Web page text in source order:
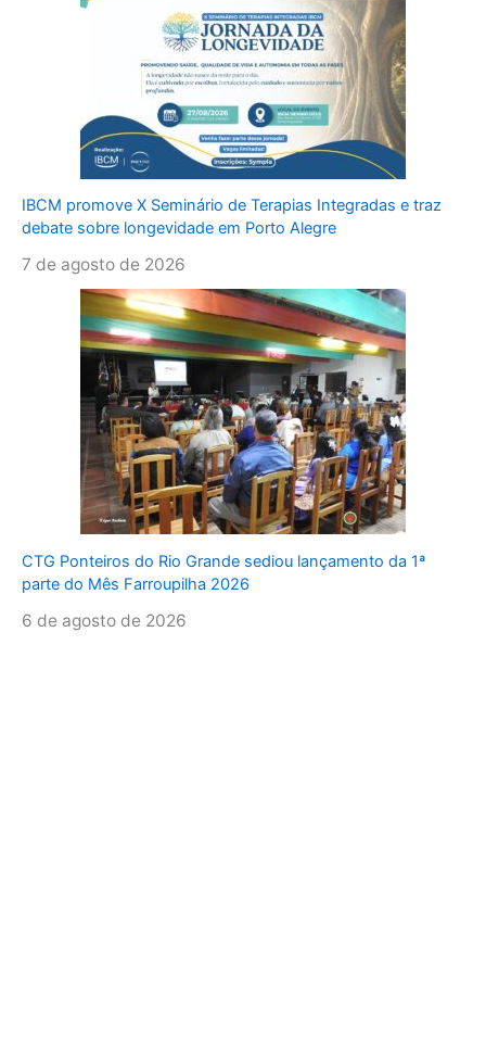
IBCM promove X Seminário de Terapias Integradas e traz
debate sobre longevidade em Porto Alegre
7 de agosto de 2026
CTG Ponteiros do Rio Grande sediou lançamento da 1ª
parte do Mês Farroupilha 2026
6 de agosto de 2026